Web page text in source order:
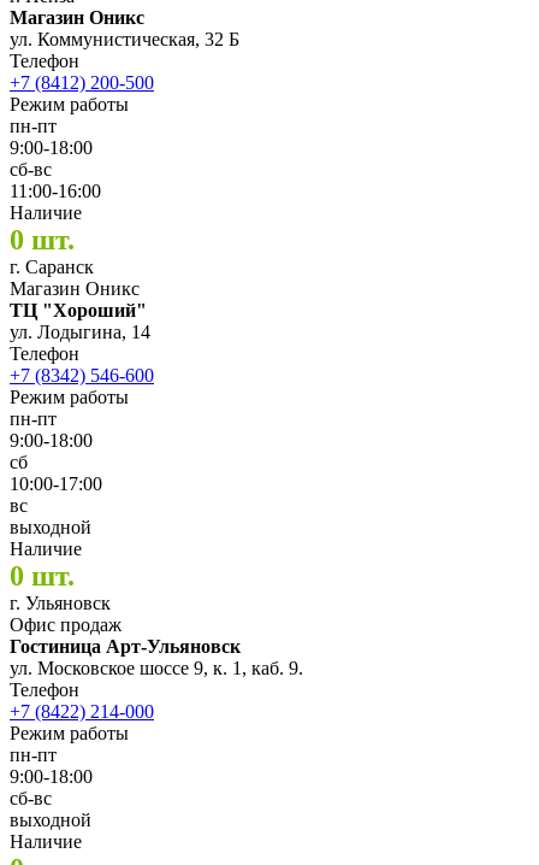
Магазин Оникс
ул. Коммунистическая, 32 Б
Телефон
+7 (8412) 200-500
Режим работы
пн-пт
9:00-18:00
сб-вс
11:00-16:00
Наличие
0 шт.
г. Саранск
Магазин Оникс
ТЦ "Хороший"
ул. Лодыгина, 14
Телефон
+7 (8342) 546-600
Режим работы
пн-пт
9:00-18:00
сб
10:00-17:00
вс
выходной
Наличие
0 шт.
г. Ульяновск
Офис продаж
Гостиница Арт-Ульяновск
ул. Московское шоссе 9, к. 1, каб. 9.
Телефон
+7 (8422) 214-000
Режим работы
пн-пт
9:00-18:00
сб-вс
выходной
Наличие